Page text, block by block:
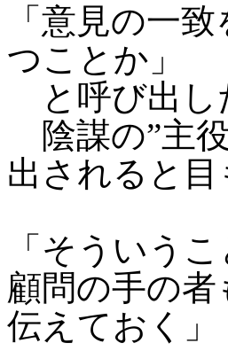
「意見の一
つことか」
と呼び出し
陰謀の”主
出されると
「そういう
顧問の手の
伝えておく」